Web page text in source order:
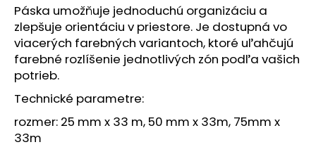
Páska umožňuje jednoduchú organizáciu a
zlepšuje orientáciu v priestore. Je dostupná vo
viacerých farebných variantoch, ktoré uľahčujú
farebné rozlíšenie jednotlivých zón podľa vašich
potrieb.
Technické parametre:
rozmer: 25 mm x 33 m, 50 mm x 33m, 75mm x
33m
d
p
o
r
ú
č
a
m
e